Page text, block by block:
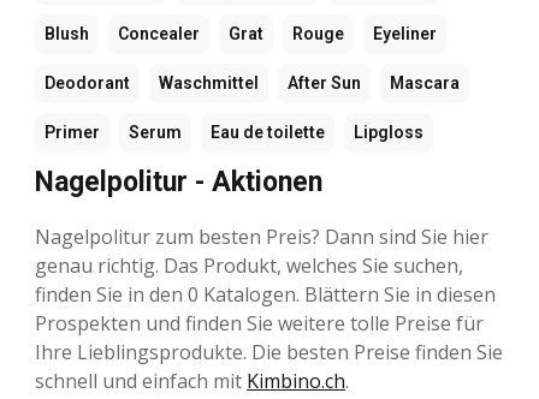
Blush Concealer Grat Rouge Eyeliner
Deodorant Waschmittel After Sun Mascara
Primer Serum Eau de toilette Lipgloss
Nagelpolitur - Aktionen
Nagelpolitur zum besten Preis? Dann sind Sie hier
genau richtig. Das Produkt, welches Sie suchen,
finden Sie in den 0 Katalogen. Blättern Sie in diesen
Prospekten und finden Sie weitere tolle Preise für
Ihre Lieblingsprodukte. Die besten Preise finden Sie
schnell und einfach mit Kimbino.ch.